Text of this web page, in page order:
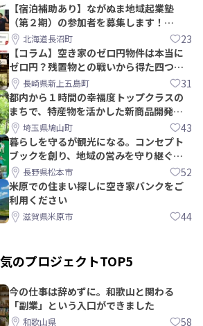
【宿泊補助あり】ながぬま地域起業塾
（第２期）の参加者を募集します！
【8/21〆】
北海道長沼町 23
【コラム】空き家のゼロ円物件は本当に
ゼロ円？残置物との戦いから得た四つの
教訓｜新上五島町
長崎県新上五島町 31
都内から１時間の幸福度トップクラスの
まちで、特産物を活かした新商品開発＆
PRメンバー募集！
埼玉県鳩山町 43
暮らしを守るが観光になる。コンセプト
ブックを創り、地域の営みを守り継ぐ仲
間を集めませんか？
長野県松本市 52
米原での住まい探しに空き家バンクをご
利用ください
滋賀県米原市 44
のプロジェクトTOP5
今の仕事は辞めずに。和歌山と関わる
「副業」という入口ができました
和歌山県 58